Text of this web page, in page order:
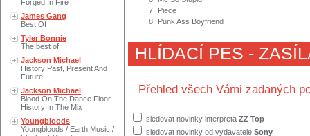
Forged In Fire
James Gang
Best Of
Tyler Bonnie
The best of
Jackson Michael
History Past, Present And
Future
Jackson Michael
Blood On The Dance Floor -
History In The Mix
Youngbloods
Youngbloods / Earth Music /
7.
Piece
8.
Punk Ass Boyfriend
HLÍDACÍ PES -
Přehled všech Vámi zadaných
sledovat novinky interpreta ZZ Top
sledovat novinky od vydavatele Sony